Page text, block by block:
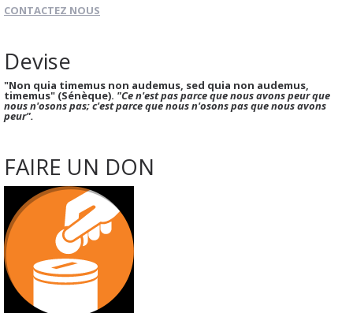
CONTACTEZ NOUS
Devise
"Non quia timemus non audemus, sed quia non audemus,
timemus" (Sénèque). "Ce n'est pas parce que nous avons peur que
nous n'osons pas; c'est parce que nous n'osons pas que nous avons
peur".
FAIRE UN DON